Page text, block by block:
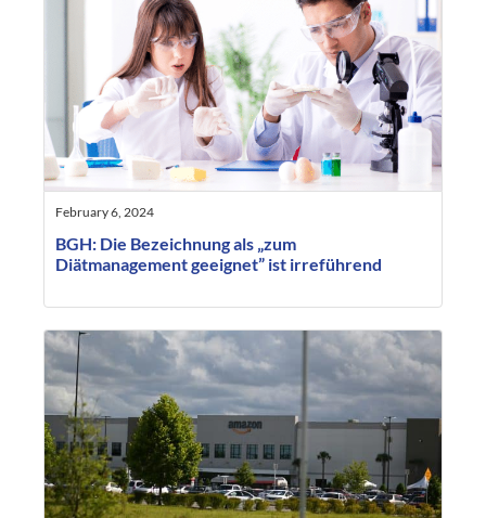
February 6, 2024
BGH: Die Bezeichnung als „zum
Diätmanagement geeignet” ist irreführend